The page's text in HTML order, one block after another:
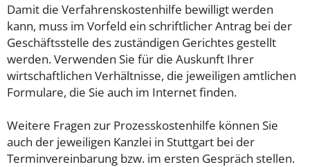
Damit die Verfahrenskostenhilfe bewilligt werden
kann, muss im Vorfeld ein schriftlicher Antrag bei der
Geschäftsstelle des zuständigen Gerichtes gestellt
werden. Verwenden Sie für die Auskunft Ihrer
wirtschaftlichen Verhältnisse, die jeweiligen amtlichen
Formulare, die Sie auch im Internet finden.
Weitere Fragen zur Prozesskostenhilfe können Sie
auch der jeweiligen Kanzlei in Stuttgart bei der
Terminvereinbarung bzw. im ersten Gespräch stellen.